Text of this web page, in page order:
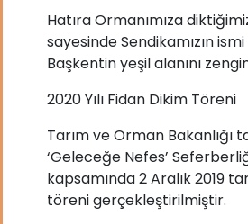
Hatıra Ormanımıza
sayesinde Sendikamızın
Başkentin yeşil alanını
2020 Yılı Fidan Dikim Töreni
Tarım ve Orman Bakanlığı
‘Geleceğe Nefes’
kapsamında 2 Aralık 2019
töreni gerçekleştirilmiştir.